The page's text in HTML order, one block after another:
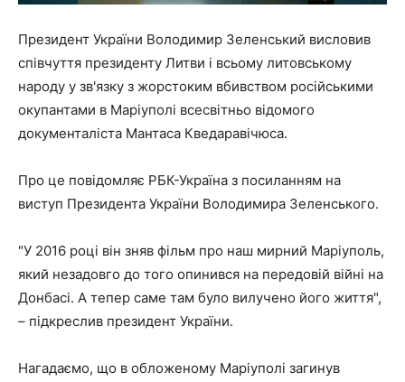
Президент України Володимир Зеленський висловив
співчуття президенту Литви і всьому литовському
народу у зв'язку з жорстоким вбивством російськими
окупантами в Маріуполі всесвітньо відомого
документаліста Мантаса Кведаравічюса.
Про це повідомляє РБК-Україна з посиланням на
виступ Президента України Володимира Зеленського.
"У 2016 році він зняв фільм про наш мирний Маріуполь,
який незадовго до того опинився на передовій війні на
Донбасі. А тепер саме там було вилучено його життя",
– підкреслив президент України.
Нагадаємо, що в обложеному Маріуполі загинув